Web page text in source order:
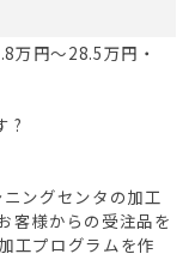
万円～28.5万円・
?
ングセンタの加工
客様からの受注品を
工プログラムを作